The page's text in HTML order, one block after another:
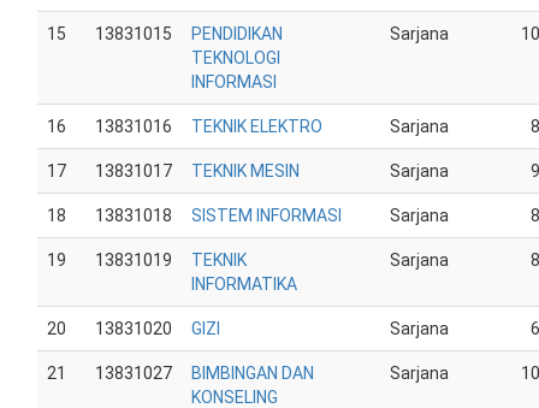
15 13831015
PENDIDIKAN
TEKNOLOGI
INFORMASI
Sarjana
16 13831016 TEKNIK ELEKTRO Sarjana
17 13831017 TEKNIK MESIN Sarjana
18 13831018 SISTEM INFORMASI Sarjana
19 13831019
TEKNIK
INFORMATIKA
Sarjana
20 13831020 GIZI Sarjana
21 13831027
BIMBINGAN DAN
KONSELING
Sarjana